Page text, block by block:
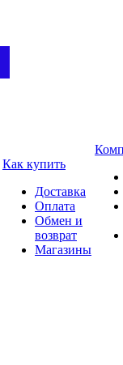
Как купить
Доставка
Оплата
Обмен и
возврат
Магазины